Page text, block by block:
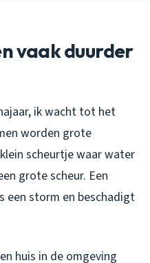
vaak duurder
ik wacht tot het
worden grote
scheurtje waar water
grote scheur. Een
een storm en beschadigt
huis in de omgeving